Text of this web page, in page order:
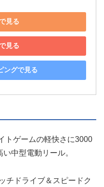
見る
見る
ングで見る
トゲームの軽快さに3000
中型電動リール。
チドライブ＆スピードク